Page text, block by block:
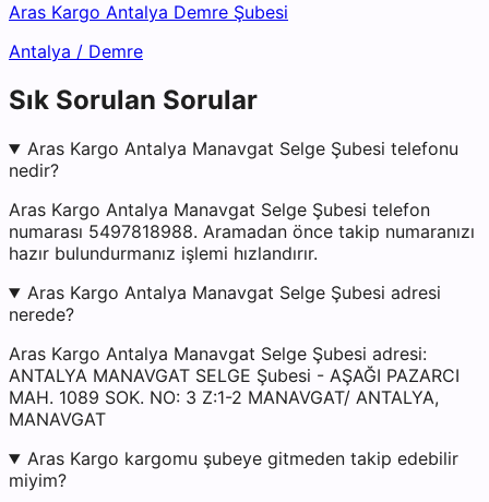
Aras Kargo Antalya Demre Şubesi
Antalya / Demre
Sık Sorulan Sorular
Aras Kargo Antalya Manavgat Selge Şubesi telefonu
nedir?
Aras Kargo Antalya Manavgat Selge Şubesi telefon
numarası 5497818988. Aramadan önce takip numaranızı
hazır bulundurmanız işlemi hızlandırır.
Aras Kargo Antalya Manavgat Selge Şubesi adresi
nerede?
Aras Kargo Antalya Manavgat Selge Şubesi adresi:
ANTALYA MANAVGAT SELGE Şubesi - AŞAĞI PAZARCI
MAH. 1089 SOK. NO: 3 Z:1-2 MANAVGAT/ ANTALYA,
MANAVGAT
Aras Kargo kargomu şubeye gitmeden takip edebilir
miyim?